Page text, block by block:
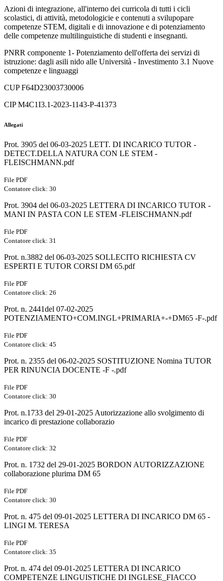
Azioni di integrazione, all'interno dei curricola di tutti i cicli
scolastici, di attività, metodologicie e contenuti a svilupopare
competenze STEM, digitali e di innovazione e di potenziamento
delle competenze multilinguistiche di studenti e insegnanti.
PNRR componente 1- Potenziamento dell'offerta dei servizi di
istruzione: dagli asili nido alle Università - Investimento 3.1 Nuove
competenze e linguaggi
CUP F64D23003730006
CIP M4C1I3.1-2023-1143-P-41373
Allegati
Prot. 3905 del 06-03-2025 LETT. DI INCARICO TUTOR -
DETECT.DELLA NATURA CON LE STEM -
FLEISCHMANN.pdf
File PDF
Contatore click: 30
Prot. 3904 del 06-03-2025 LETTERA DI INCARICO TUTOR -
MANI IN PASTA CON LE STEM -FLEISCHMANN.pdf
File PDF
Contatore click: 31
Prot. n.3882 del 06-03-2025 SOLLECITO RICHIESTA CV
ESPERTI E TUTOR CORSI DM 65.pdf
File PDF
Contatore click: 26
Prot. n. 2441del 07-02-2025
POTENZIAMENTO+COM.INGL+PRIMARIA+-+DM65 -F-.pdf
File PDF
Contatore click: 45
Prot. n. 2355 del 06-02-2025 SOSTITUZIONE Nomina TUTOR
PER RINUNCIA DOCENTE -F -.pdf
File PDF
Contatore click: 30
Prot. n.1733 del 29-01-2025 Autorizzazione allo svolgimento di
incarico di prestazione collaborazio
File PDF
Contatore click: 32
Prot. n. 1732 del 29-01-2025 BORDON AUTORIZZAZIONE
collaborazione plurima DM 65
File PDF
Contatore click: 30
Prot. n. 475 del 09-01-2025 LETTERA DI INCARICO DM 65 -
LINGI M. TERESA
File PDF
Contatore click: 35
Prot. n. 474 del 09-01-2025 LETTERA DI INCARICO
COMPETENZE LINGUISTICHE DI INGLESE_FIACCO